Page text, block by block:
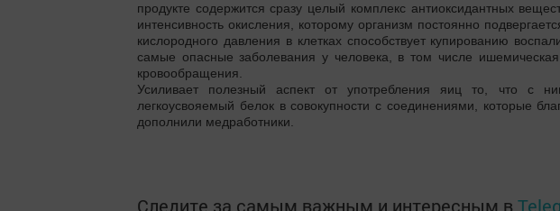
продукте содержится сразу целый комплекс антиоксидантных
интенсивность окисления, которому организм постоянно
кислородного давления в клетках способствует купированию
самые опасные заболевания у человека, в том числе
кровообращения.
Усиливает полезный аспект от употребления яиц то, что с
легкоусвояемый белок в совокупности с соединениями, которые
дополнили медработники.
Следите за самым важным и интересным в